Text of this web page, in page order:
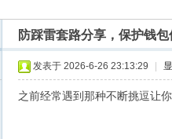
›
防踩雷套路分享，保护钱包
发表于 2026-6-26 23:13:29
之前经常遇到那种不断挑逗让